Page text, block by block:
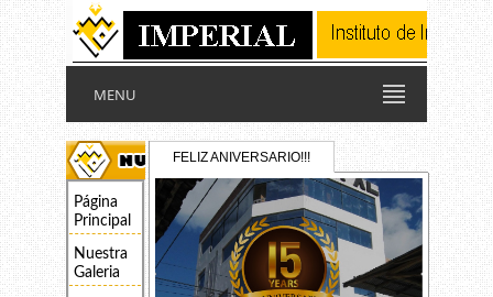
MENU
Página
Principal
Nuestra
Galeria
FELIZ ANIVERSARIO!!!